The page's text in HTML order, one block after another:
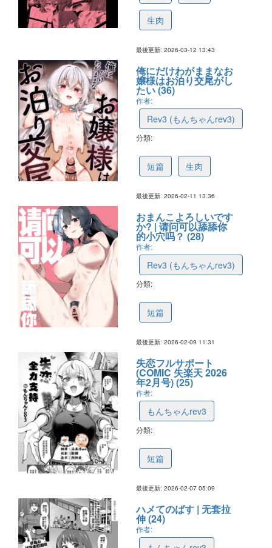
生肉
最後更新: 2026-03-12 13:43
俺にだけわがままなお
嬢様はお泊り交尾がし
たい (36)
作者:
Rev3 (もんちゃんrev3)
分類:
短篇 生肉
最後更新: 2026-02-11 13:36
おまんこよろしいです
か? | 请问可以舔舔你
的小穴吗？ (28)
作者:
Rev3 (もんちゃんrev3)
分類:
短篇
最後更新: 2026-02-09 11:31
失恋フルサポート
(COMIC 失楽天 2026
年2月号) (25)
作者:
もんちゃんrev3
分類:
短篇
最後更新: 2026-02-07 05:09
ハメてのばす | 无套拉
伸 (24)
作者: